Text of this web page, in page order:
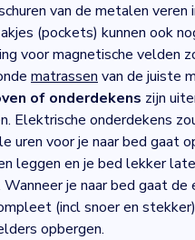
van de metalen veren
(pockets) kunnen ook
voor magnetische velden
matrassen van de juiste
of onderdekens zijn
Elektrische onderdekens
uren voor je naar bed gaat
leggen en je bed lekker
je naar bed gaat de
(incl snoer en stekker)
opbergen.